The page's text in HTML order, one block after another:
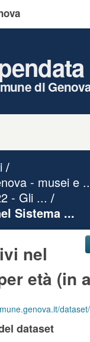
di
- musei e
- Gli ...
Sistema ...
nel
età (in
7549-4c9d-8613-d075f5f547d2/resource/3c7280d9-1202-4cf8-9342-
dataset